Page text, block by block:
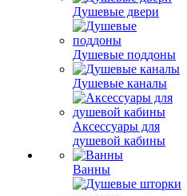
Душевые двери
Душевые поддоны
Душевые каналы
Аксессуары для
душевой кабины
Ванны